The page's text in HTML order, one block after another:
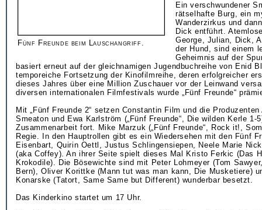
Fünf Freunde beim Lauschangriff.
Ein verschwundener
rätselhafte Burg, ein
Wanderzirkus und
Dick entführt.
George, Julian, Dick,
der Hund, sind einem
Geheimnis auf der
basiert erneut auf der gleichnamigen Jugendbuchreihe von Enid
temporeiche Fortsetzung der Kinofilmreihe, deren erfolgreicher
dieses Jahres über eine Million Zuschauer vor der Leinwand
diversen internationalen Filmfestivals wurde „Fünf Freunde“
Mit „Fünf Freunde 2“ setzen Constantin Film und die
Smeaton und Ewa Karlström („Fünf Freunde“, Die wilden Kerle 1-
Zusammenarbeit fort. Mike Marzuk („Fünf Freunde“, Rock it!,
Regie. In den Hauptrollen gibt es ein Wiedersehen mit den Fünf
Eisenbart, Quirin Oettl, Justus Schlingensiepen, Neele Marie
(aka Coffey). An ihrer Seite spielt dieses Mal Kristo Ferkic (Das
Krokodile). Die Bösewichte sind mit Peter Lohmeyer (Tom
Bern), Oliver Korittke (Mann tut was man kann, Die Musketiere)
Konarske (Tatort, Same Same but Different) wunderbar besetzt.
Das Kinderkino startet um 17 Uhr.